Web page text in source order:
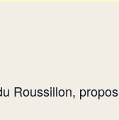
Roussillon,